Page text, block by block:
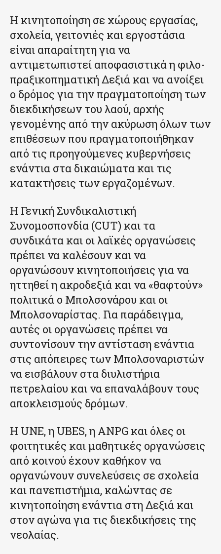
Η κινητοποίηση σε χώρους εργασίας,
σχολεία, γειτονιές και εργοστάσια
είναι απαραίτητη για να
αντιμετωπιστεί αποφασιστικά η φιλο-
πραξικοπηματική Δεξιά και να ανοίξει
ο δρόμος για την πραγματοποίηση των
διεκδικήσεων του λαού, αρχής
γενομένης από την ακύρωση όλων των
επιθέσεων που πραγματοποιήθηκαν
από τις προηγούμενες κυβερνήσεις
ενάντια στα δικαιώματα και τις
κατακτήσεις των εργαζομένων.
Η Γενική Συνδικαλιστική
Συνομοσπονδία (CUT) και τα
συνδικάτα και οι λαϊκές οργανώσεις
πρέπει να καλέσουν και να
οργανώσουν κινητοποιήσεις για να
ηττηθεί η ακροδεξιά και να «θαφτούν»
πολιτικά ο Μπολσονάρου και οι
Μπολσοναρίστας. Για παράδειγμα,
αυτές οι οργανώσεις πρέπει να
συντονίσουν την αντίσταση ενάντια
στις απόπειρες των Μπολσοναριστών
να εισβάλουν στα διυλιστήρια
πετρελαίου και να επαναλάβουν τους
αποκλεισμούς δρόμων.
Η UNE, η UBES, η ANPG και όλες οι
φοιτητικές και μαθητικές οργανώσεις
από κοινού έχουν καθήκον να
οργανώνουν συνελεύσεις σε σχολεία
και πανεπιστήμια, καλώντας σε
κινητοποίηση ενάντια στη Δεξιά και
στον αγώνα για τις διεκδικήσεις της
νεολαίας.